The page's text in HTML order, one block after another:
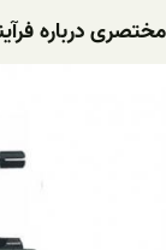
مختصری درباره